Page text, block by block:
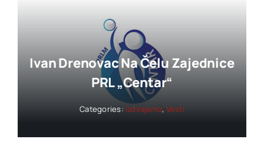
Ivan Drenovac Na Čelu Zajednice
PRL „Centar“
Categories: Izdvajamo, Vesti